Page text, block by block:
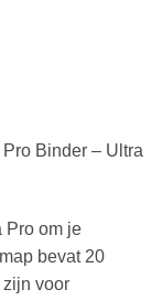
Binder – Ultra
Pro om je
bevat 20
zijn voor